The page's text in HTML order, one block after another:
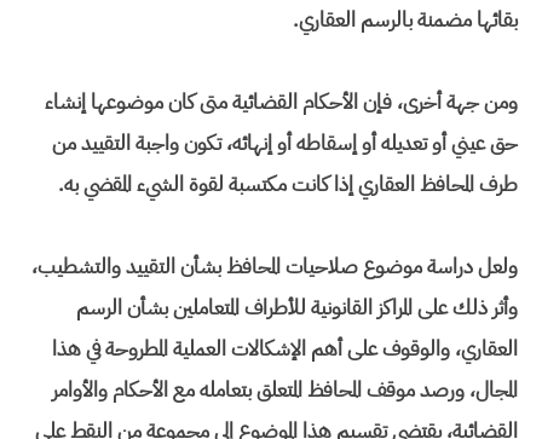
بقائها مضمنة بالرسم العقاري.
ومن جهة أخرى، فإن الأحكام القضائية متى كان موضوعها إنشاء
حق عيني أو تعديله أو إسقاطه أو إنهائه، تكون واجبة التقييد من
طرف المحافظ العقاري إذا كانت مكتسبة لقوة الشيء المقضي به.
ولعل دراسة موضوع صلاحيات المحافظ بشأن التقييد والتشطيب،
وأثر ذلك على المراكز القانونية للأطراف المتعاملين بشأن الرسم
العقاري، والوقوف على أهم الإشكالات العملية المطروحة في هذا
المجال، ورصد موقف المحافظ المتعلق بتعامله مع الأحكام والأوامر
القضائية، يقتضي تقسيم هذا الموضوع إلى مجموعة من النقط على